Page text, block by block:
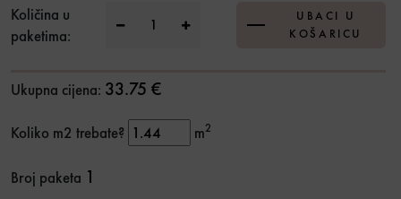
Količina u
paketima:
GP Alchemy Grey 60x120 Ret. 1.kl količina
UBACI U
KOŠARICU
Ukupna cijena: 33.75 €
Koliko m2 trebate? m2
Broj paketa 1